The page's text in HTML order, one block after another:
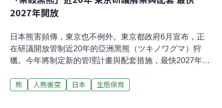
2027年開放
日本熊害頻傳，東京也不例外。東京都政府6月宣布，正
在研議開放管制近20年的亞洲黑熊（ツキノワグマ）狩
獵。今年將制定新的管理計畫與配套措施，最快2027年度
與埼玉、山梨兩縣接壤的奧多摩地區山中，因數量稀少，
熊 人熊衝突 日本 生態保育